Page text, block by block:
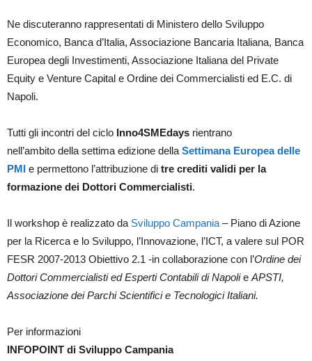
Ne discuteranno rappresentati di Ministero dello Sviluppo
Economico, Banca d’Italia, Associazione Bancaria Italiana, Banca
Europea degli Investimenti, Associazione Italiana del Private
Equity e Venture Capital e Ordine dei Commercialisti ed E.C. di
Napoli.
Tutti gli incontri del ciclo Inno4SMEdays rientrano
nell’ambito della settima edizione della Settimana Europea delle
PMI e permettono l’attribuzione di tre crediti validi per la
formazione dei Dottori Commercialisti.
Il workshop è realizzato da Sviluppo Campania – Piano di Azione
per la Ricerca e lo Sviluppo, l’Innovazione, l’ICT, a valere sul POR
FESR 2007-2013 Obiettivo 2.1 -in collaborazione con l’Ordine dei
Dottori Commercialisti ed Esperti Contabili di Napolie APSTI,
Associazione dei Parchi Scientifici e Tecnologici Italiani.
Per informazioni
INFOPOINT di Sviluppo Campania